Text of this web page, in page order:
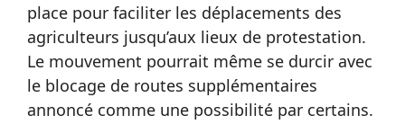
place pour faciliter les déplacements des
agriculteurs jusqu’aux lieux de protestation.
Le mouvement pourrait même se durcir avec
le blocage de routes supplémentaires
annoncé comme une possibilité par certains.